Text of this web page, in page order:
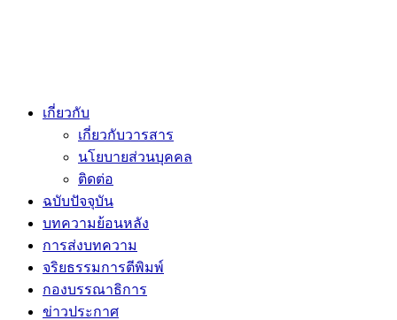
เกี่ยวกับ
เกี่ยวกับวารสาร
นโยบายส่วนบุคคล
ติดต่อ
ฉบับปัจจุบัน
บทความย้อนหลัง
การส่งบทความ
จริยธรรมการตีพิมพ์
กองบรรณาธิการ
ข่าวประกาศ